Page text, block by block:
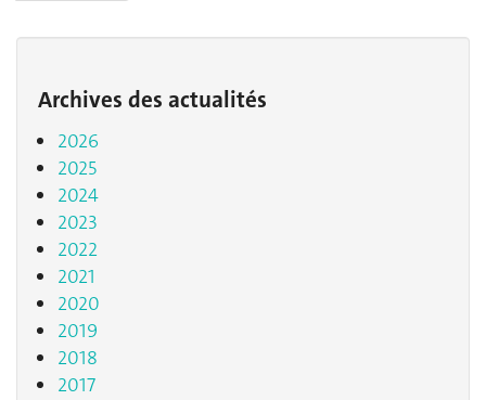
Archives des actualités
2026
2025
2024
2023
2022
2021
2020
2019
2018
2017